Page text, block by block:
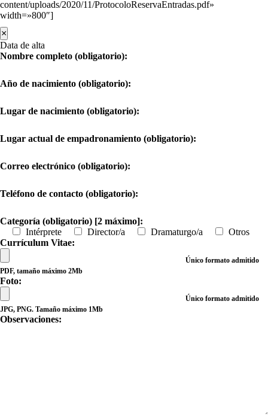
content/uploads/2020/11/ProtocoloReservaEntradas.pdf»
width=»800″]
×
Data de alta
Nombre completo (obligatorio):
Año de nacimiento (obligatorio):
Lugar de nacimiento (obligatorio):
Lugar actual de empadronamiento (obligatorio):
Correo electrónico (obligatorio):
Teléfono de contacto (obligatorio):
Categoría (obligatorio) [2 máximo]:
Intérprete
Director/a Dramaturgo/a
Otros
Currículum Vitae:
Único formato admitido
PDF, tamaño máximo 2Mb
Foto:
Único formato admitido
JPG, PNG. Tamaño máximo 1Mb
Observaciones: